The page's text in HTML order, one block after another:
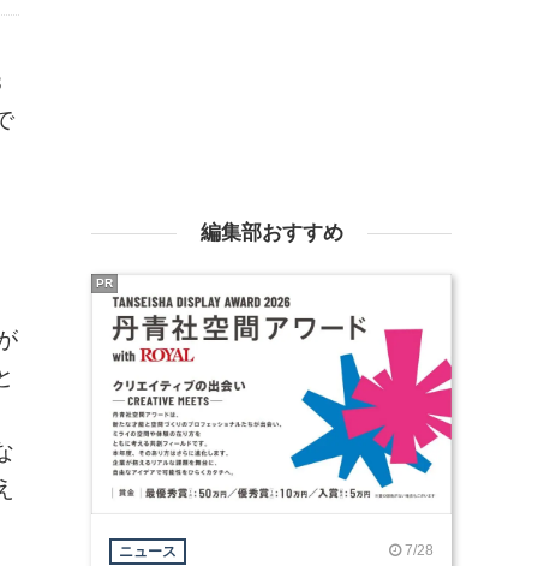
編集部おすすめ
ニュース 7/28
PR